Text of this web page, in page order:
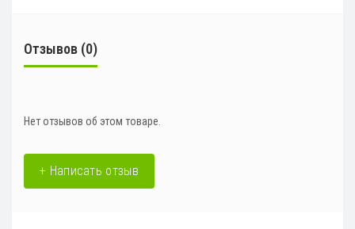
Отзывов (0)
Нет отзывов об этом товаре.
+ Написать отзыв